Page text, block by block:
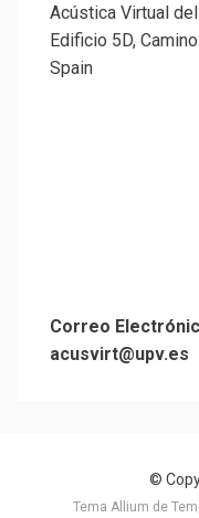
Acústica Virtual
Edificio 5D,
Spain
Correo
acusvirt@upv.es
©
Tema Allium de